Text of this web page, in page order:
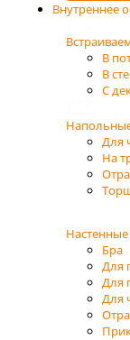
Внутреннее
В
В
С
Для
На
Настенные
Бра
Для
Для
Для